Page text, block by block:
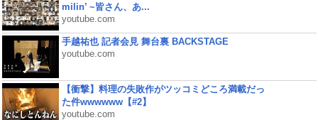
milin’ ~皆さん、あ...
youtube.com
手越祐也 記者会見 舞台裏 BACKSTAGE
youtube.com
【衝撃】料理の失敗作がツッコミどころ満載だっ
た件wwwwww【#2】
youtube.com